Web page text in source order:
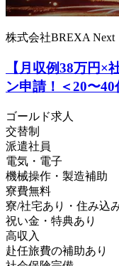
株式会社BREXA Next
【月収例38万円
ン申請！＜20〜
ゴールド求人
交替制
派遣社員
電気・電子
機械操作・製造補助
寮費無料
寮/社宅あり・住み込
祝い金・特典あり
高収入
赴任旅費の補助あり